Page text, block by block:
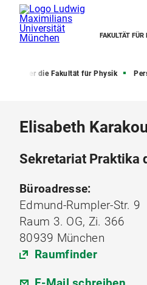
FAKULTÄT FÜR
Über die Fakultät für Physik
Elisabeth
Sekretariat Praktika
Büroadresse:
Edmund-Rumpler-Str. 9
Raum 3. OG, Zi. 366
80939 München
Raumfinder